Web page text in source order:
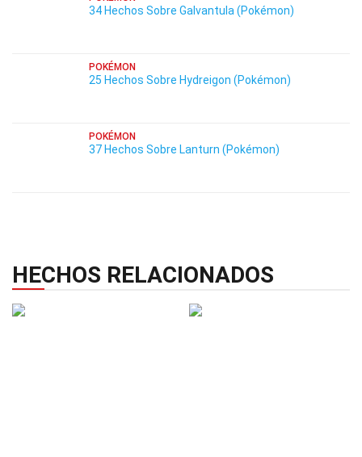
34 Hechos Sobre Galvantula (Pokémon)
POKÉMON
25 Hechos Sobre Hydreigon (Pokémon)
POKÉMON
37 Hechos Sobre Lanturn (Pokémon)
HECHOS RELACIONADOS